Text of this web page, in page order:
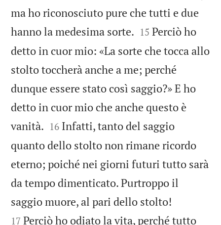
ma ho riconosciuto pure che tutti e due
hanno la medesima sorte. 

15 Perciò ho
detto in cuor mio: «La sorte che tocca allo
stolto toccherà anche a me; perché
dunque essere stato così saggio?» E ho
detto in cuor mio che anche questo è
vanità. 

16 Infatti, tanto del saggio
quanto dello stolto non rimane ricordo
eterno; poiché nei giorni futuri tutto sarà
da tempo dimenticato. Purtroppo il
saggio muore, al pari dello stolto!
17 Perciò ho odiato la vita, perché tutto